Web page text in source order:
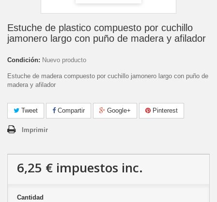
Estuche de plastico compuesto por cuchillo
jamonero largo con puño de madera y afilador
Condición: Nuevo producto
Estuche de madera compuesto por cuchillo jamonero largo con puño de
madera y afilador
Tweet Compartir Google+ Pinterest
Imprimir
6,25 € impuestos inc.
Cantidad